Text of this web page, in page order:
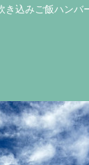
込みご飯ハンバ